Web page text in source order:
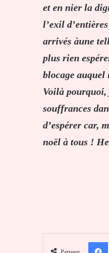
et en nier la
l’exil
arrivés àune
plus rien
blocage auquel
Voilà pourquoi,
souffrances
d’espérer car,
noël à tous !